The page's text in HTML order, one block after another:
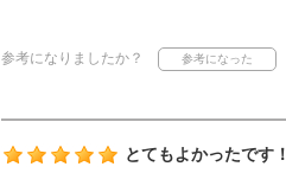
参考になりましたか？
とてもよかったです！